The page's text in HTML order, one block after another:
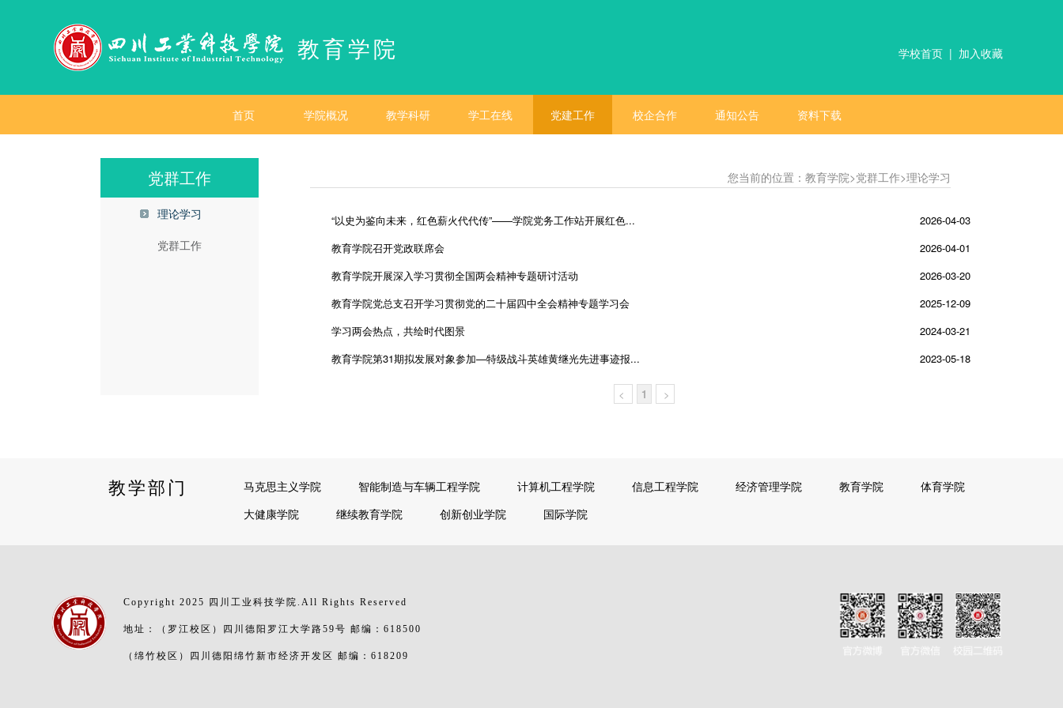
教育学院 学校首页 | 加入收藏
首页 学院概况 教学科研 学工在线 党建工作 校企合作 通知公告 资料下载
党群工作
理论学习
党群工作
您当前的位置： 教育学院>党群工作>理论学习
“以史为鉴向未来，红色薪火代代传”——学院党务工作站开展红色...
2026-04-03
教育学院召开党政联席会
2026-04-01
教育学院开展深入学习贯彻全国两会精神专题研讨活动
2026-03-20
教育学院党总支召开学习贯彻党的二十届四中全会精神专题学习会
2025-12-09
学习两会热点，共绘时代图景
2024-03-21
教育学院第31期拟发展对象参加—特级战斗英雄黄继光先进事迹报...
2023-05-18
< 1 >
教学部门 马克思主义学院 智能制造与车辆工程学院 计算机工程学院 信息工程学院 经济管理学院 教育学院
体育学院
大健康学院
继续教育学院 创新创业学院 国际学院
Copyright 2025 四川工业科技学院.All Rights Reserved
地址：（罗江校区）四川德阳罗江大学路59号 邮编：618500
（绵竹校区）四川德阳绵竹新市经济开发区 邮编：618209